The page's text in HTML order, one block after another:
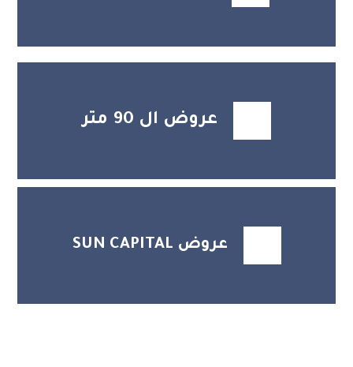
عروض ال 90 متر
عروض SUN CAPITAL